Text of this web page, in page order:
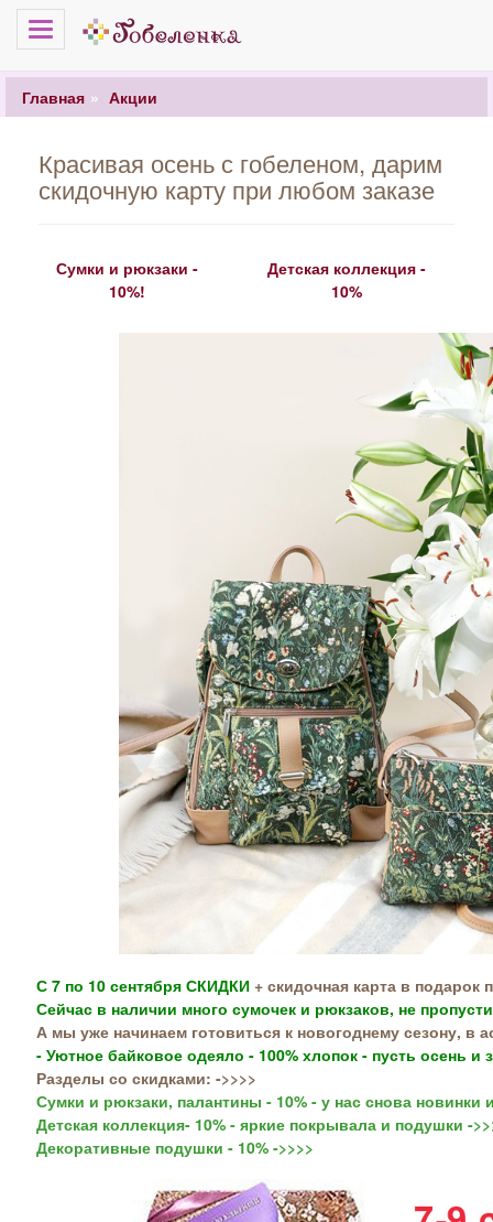
Меню
Главная Акции
Красивая осень с гобеленом, дарим
скидочную карту при любом заказе
Сумки и рюкзаки -
10%!
Детская коллекция -
10%
С 7 по 10 сентября СКИДКИ + скидочная карта в подарок
Сейчас в наличии много сумочек и рюкзаков, не
А мы уже начинаем готовиться к новогоднему сезону, в
- Уютное байковое одеяло - 100% хлопок - пусть осень
Разделы со скидками: ->>>>
Сумки и рюкзаки, палантины - 10% - у нас снова новинки
Детская коллекция- 10% - яркие покрывала и подушки -
Декоративные подушки - 10% ->>>>